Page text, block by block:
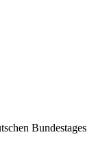
Bundestages